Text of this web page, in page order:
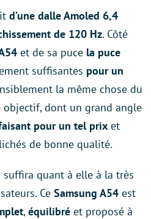
d’une dalle Amoled 6,4
de 120 Hz. Côté
et de sa puce la puce
suffisantes pour un
la même chose du
dont un grand angle
pour un tel prix et
de bonne qualité.
suffira quant à elle à la très
Ce Samsung A54 est
,équilibré et proposé à